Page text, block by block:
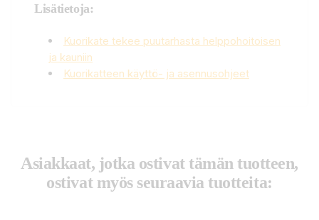
Lisätietoja:
Kuorikate tekee puutarhasta helppohoitoisen
ja kauniin
Kuorikatteen käyttö- ja asennusohjeet
Asiakkaat, jotka ostivat tämän tuotteen,
ostivat myös seuraavia tuotteita: